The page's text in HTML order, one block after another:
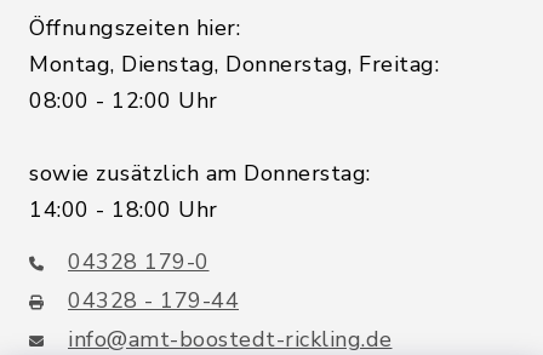
Öffnungszeiten hier:
Montag, Dienstag, Donnerstag, Freitag:
08:00 - 12:00 Uhr
sowie zusätzlich am Donnerstag:
14:00 - 18:00 Uhr
04328 179-0
04328 - 179-44
info@amt-boostedt-rickling.de